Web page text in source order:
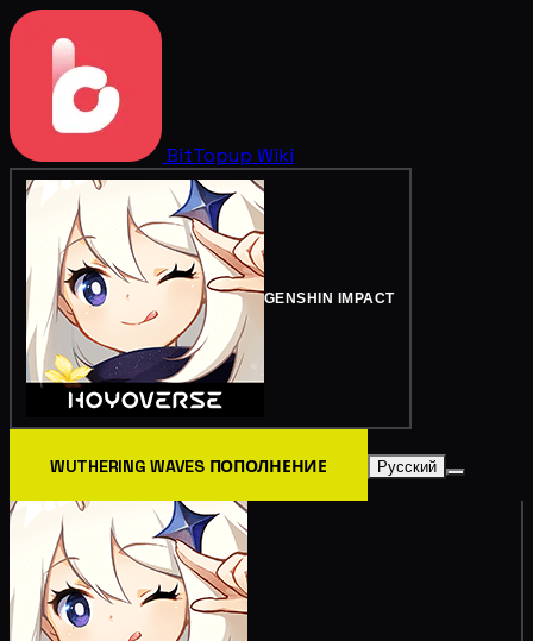
BitTopup Wiki
GENSHIN IMPACT
WUTHERING WAVES ПОПОЛНЕНИЕ Русский